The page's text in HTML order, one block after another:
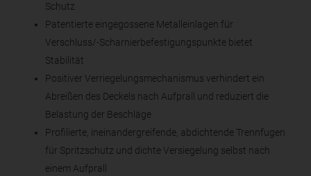
Schutz
Patentierte eingegossene Metalleinlagen für
Verschluss/-Scharnierbefestigungspunkte bietet
Stabilität
Positiver Verriegelungsmechanismus verhindert ein
Abreißen des Deckels nach Aufprall und reduziert die
Belastung der Beschläge
Profilierte, ineinandergreifende, abdichtende Trennfugen
für Spritzschutz und dichte Versiegelung selbst nach
einem Aufprall